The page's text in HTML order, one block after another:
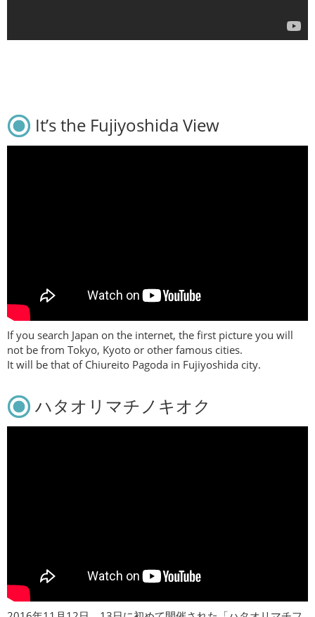
It’s the Fujiyoshida View
If you search Japan on the internet, the first picture you will
not be from Tokyo, Kyoto or other famous cities.
It will be that of Chiureito Pagoda in Fujiyoshida city.
ハタオリマチノキオク